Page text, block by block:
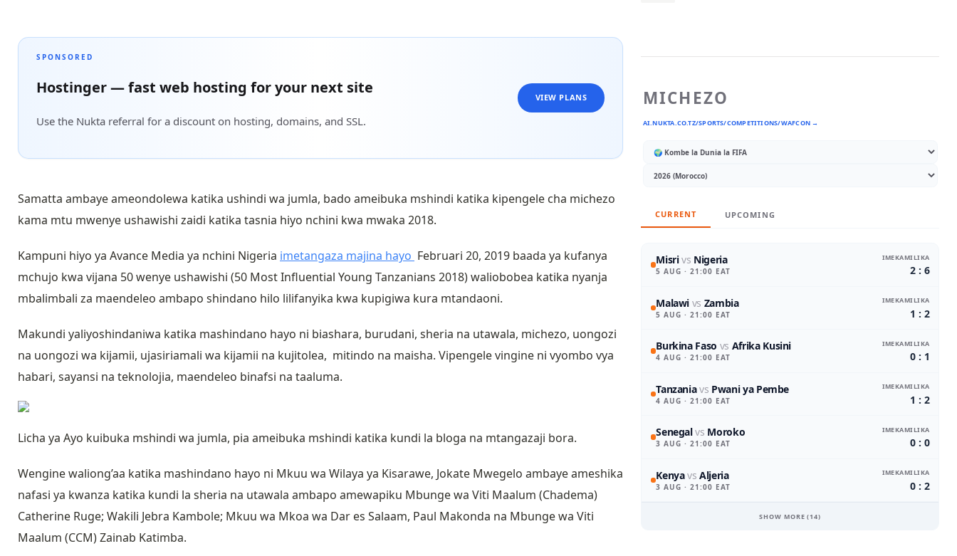
SPONSORED
Hostinger — fast web hosting for your next site
Use the Nukta referral for a discount on hosting, domains, and SSL.
VIEW PLANS
Samatta ambaye ameondolewa katika ushindi wa jumla, bado ameibuka mshindi katika kipengele cha michezo
kama mtu mwenye ushawishi zaidi katika tasnia hiyo nchini kwa mwaka 2018.
Kampuni hiyo ya Avance Media ya nchini Nigeria imetangaza majina hayo Februari 20, 2019 baada ya kufanya
mchujo kwa vijana 50 wenye ushawishi (50 Most Influential Young Tanzanians 2018) waliobobea katika nyanja
mbalimbali za maendeleo ambapo shindano hilo lilifanyika kwa kupigiwa kura mtandaoni.
Makundi yaliyoshindaniwa katika mashindano hayo ni biashara, burudani, sheria na utawala, michezo, uongozi
na uongozi wa kijamii, ujasiriamali wa kijamii na kujitolea, mitindo na maisha. Vipengele vingine ni vyombo vya
habari, sayansi na teknolojia, maendeleo binafsi na taaluma.
Licha ya Ayo kuibuka mshindi wa jumla, pia ameibuka mshindi katika kundi la bloga na mtangazaji bora.
Wengine waliong’aa katika mashindano hayo ni Mkuu wa Wilaya ya Kisarawe, Jokate Mwegelo ambaye ameshika
nafasi ya kwanza katika kundi la sheria na utawala ambapo amewapiku Mbunge wa Viti Maalum (Chadema)
Catherine Ruge; Wakili Jebra Kambole; Mkuu wa Mkoa wa Dar es Salaam, Paul Makonda na Mbunge wa Viti
Maalum (CCM) Zainab Katimba.
MICHEZO
AI.NUKTA.CO.TZ/SPORTS/COMPETITIONS/WAFCON →
CURRENT UPCOMING
Misrivs Nigeria
5 AUG · 21:00 EAT
IMEKAMILIKA
2 : 6
Malawi vs Zambia
5 AUG · 21:00 EAT
IMEKAMILIKA
1 : 2
Burkina Faso vs Afrika Kusini
4 AUG · 21:00 EAT
IMEKAMILIKA
0 : 1
Tanzaniavs Pwani ya Pembe
4 AUG · 21:00 EAT
IMEKAMILIKA
1 : 2
Senegalvs Moroko
3 AUG · 21:00 EAT
IMEKAMILIKA
0 : 0
KenyavsAljeria
3 AUG · 21:00 EAT
IMEKAMILIKA
0 : 2
SHOW MORE (14)